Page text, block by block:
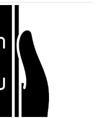
と呼ばれた作家の娘は
女王」 聞いていたのと
の子なの？」【徹子の部
永遠にお美しい」 大女
家のインスタに登場